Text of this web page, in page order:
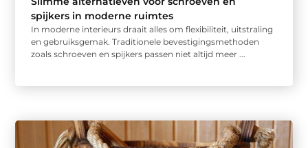
spijkers in moderne ruimtes
In moderne interieurs draait alles om flexibiliteit, uitstraling
en gebruiksgemak. Traditionele bevestigingsmethoden
zoals schroeven en spijkers passen niet altijd meer ...